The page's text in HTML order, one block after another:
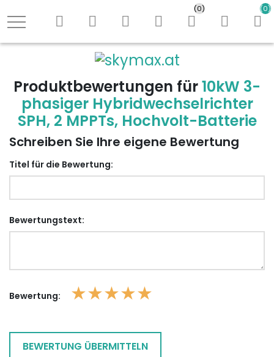
(0) Shop (0)
Logo
Produktbewertungen für10kW 3-
phasiger Hybridwechselrichter
SPH, 2 MPPTs, Hochvolt-Batterie
Schreiben Sie Ihre eigene Bewertung
Titel für die Bewertung:
Bewertungstext:
Bewertung: ★★★★★